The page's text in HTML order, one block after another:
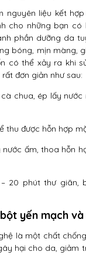
nguyên liệu kết
cho những bạn có
phần dưỡng da
bóng, mịn màng,
có thể xảy ra khi
đơn giản như sau:
chua, ép lấy
thu được hỗn hợp
nước ấm, thoa hỗn
– 20 phút thư giãn,
yến mạch và
là một chất
hại cho da, giảm